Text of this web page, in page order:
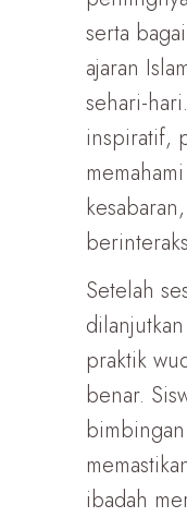
serta
ajaran
sehari-
inspiratif,
Setelah
praktik
benar.
ibadah